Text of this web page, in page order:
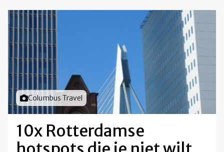
Foto door
Columbus Travel
10x Rotterdamse